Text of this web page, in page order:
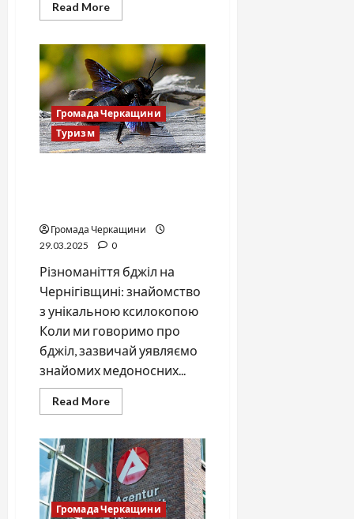
Read MoreRead
more
дитяча
мрія
веде
тебе
на
край
Сахари:
поїзд,
пустеля
й
Громада Черкащини
Туризм
Громада Черкащини
29.03.2025
0
Різноманіття бджіл на
Чернігівщині: знайомство
з унікальною ксилокопою
Коли ми говоримо про
бджіл, зазвичай уявляємо
знайомих медоносних...
Read MoreRead
more
що
будує
тунелі:
незвичайна
мешканка
українських
лісів
Громада Черкащини